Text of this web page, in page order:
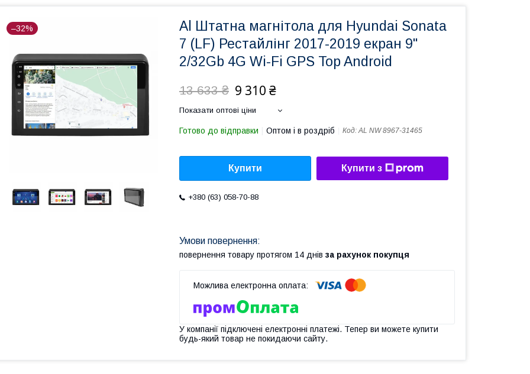
–32%
Al Штатна магнітола для Hyundai Sonata
7 (LF) Рестайлінг 2017-2019 екран 9"
2/32Gb 4G Wi-Fi GPS Top Android
13 633 ₴ 9 310 ₴
Показати оптові ціни
Готово до відправки Оптом і в роздріб Код:AL NW 8967-31465
Купити Купити з
+380 (63) 058-70-88
повернення товару протягом 14 днів за рахунок покупця
У компанії підключені електронні платежі. Тепер ви можете купити
будь-який товар не покидаючи сайту.